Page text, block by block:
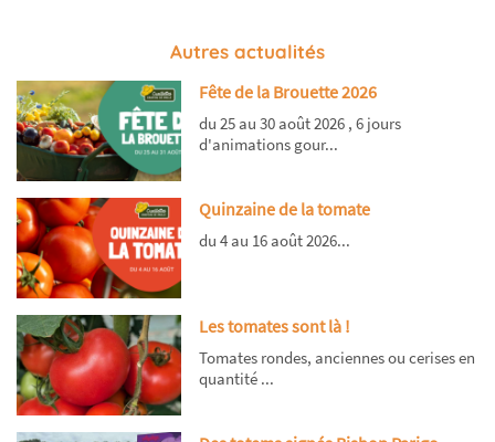
Autres actualités
Fête de la Brouette 2026
du 25 au 30 août 2026 , 6 jours
d'animations gour...
Quinzaine de la tomate
du 4 au 16 août 2026...
Les tomates sont là !
Tomates rondes, anciennes ou cerises en
quantité ...